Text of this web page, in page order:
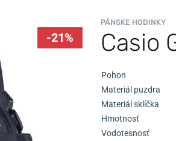
PÁNSKE HODINKY
Casio
-21%
Pohon
Materiál puzdra
Materiál sklíčka
Hmotnosť
Vodotesnosť